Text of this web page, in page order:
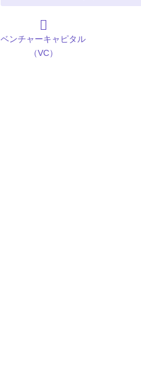
ベンチャーキャピタル
（VC）